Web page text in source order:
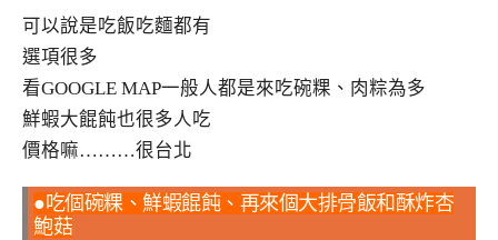
可以說是吃飯吃麵都有
選項很多
看GOOGLE MAP一般人都是來吃碗粿、肉粽為多
鮮蝦大餛飩也很多人吃
價格嘛………很台北
●吃個碗粿、鮮蝦餛飩、再來個大排骨飯和酥炸杏
鮑菇